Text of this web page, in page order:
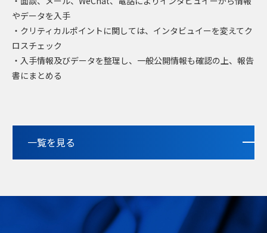
やデータを入手
・クリティカルポイントに関しては、インタビュイーを変えてク
ロスチェック
・入手情報及びデータを整理し、一般公開情報も確認の上、報告
書にまとめる
一覧を見る